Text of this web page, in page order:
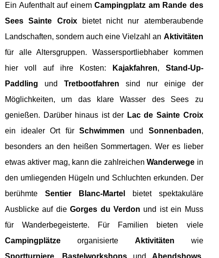
Ein Aufenthalt auf einemCampingplatz am Rande des
Sees Sainte Croixbietet nicht nur atemberaubende
Landschaften, sondern auch eine Vielzahl an Aktivitäten
für alle Altersgruppen. Wassersportliebhaber kommen
hier voll auf ihre Kosten:
Kajakfahren, Stand-Up-
Paddling und Tretbootfahren sind nur einige der
Möglichkeiten, um das klare Wasser des Sees zu
genießen. Darüber hinaus ist der Lac de Sainte Croix
ein idealer Ort fürSchwimmen und Sonnenbaden,
besonders an den heißen Sommertagen. Wer es lieber
etwas aktiver mag, kann die zahlreichenWanderwege in
den umliegenden Hügeln und Schluchten erkunden. Der
berühmte Sentier Blanc-Martel
bietet spektakuläre
Ausblicke auf dieGorges du Verdon und ist ein Muss
für Wanderbegeisterte. Für Familien bieten viele
Campingplätze organisierte Aktivitäten wie
Sportturniere
Bastelworkshopsund Abendshows.